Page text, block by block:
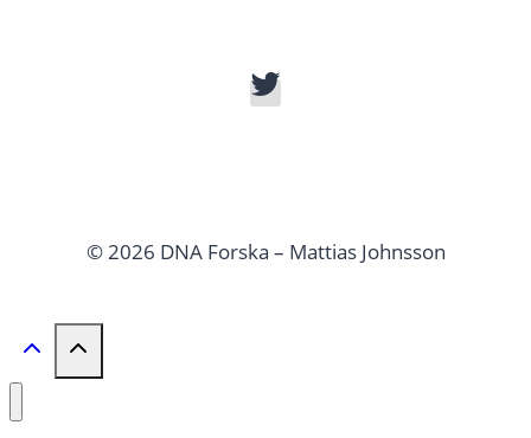
© 2026 DNA Forska – Mattias Johnsson